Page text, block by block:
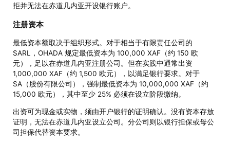
拒并无法在赤道几内亚开设银行账户。
注册资本
最低资本额取决于组织形式。对于相当于有限责任公司的
SARL，OHADA 规定最低资本为 100,000 XAF（约 150 欧
元），足以在赤道几内亚注册公司。但在实践中通常出资
1,000,000 XAF（约 1,500 欧元），以满足银行要求。对于
SA（股份有限公司），强制最低资本为 10,000,000 XAF（约
15,000 欧元），其中至少 25% 必须在设立阶段缴纳。
出资可为现金或实物，须由开户银行的证明确认。没有资本存放
证明，无法在赤道几内亚设立公司。分公司则以银行担保或母公
司担保代替资本要求。